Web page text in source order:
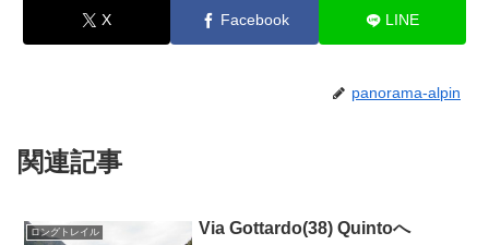
X Facebook LINE
panorama-alpin
関連記事
ロングトレイル Via Gottardo(38) Quintoへ